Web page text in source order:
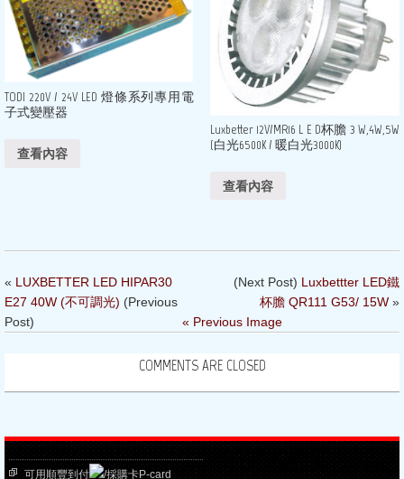
TODI 220V / 24V LED 燈條系列專用電
子式變壓器
查看內容
Luxbetter 12V/MR16 L E D杯膽 3 W,4W,5W
(白光6500K / 暖白光3000K)
查看內容
« LUXBETTER LED HIPAR30
E27 40W (不可調光) (Previous
Post)
(Next Post) Luxbettter LED鐵
杯膽 QR111 G53/ 15W »
« Previous Image
COMMENTS ARE CLOSED
可用順豐到付 /採購卡P-card